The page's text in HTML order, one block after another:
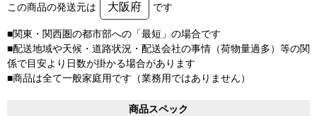
この商品の発送元は 大阪府 です
■関東・関西圏の都市部への「最短」の場合です
■配送地域や天候・道路状況・配送会社の事情（荷物量過多）等の関
係で目安より日数が掛かる場合があります
■商品は全て一般家庭用です（業務用ではありません）
商品スペック